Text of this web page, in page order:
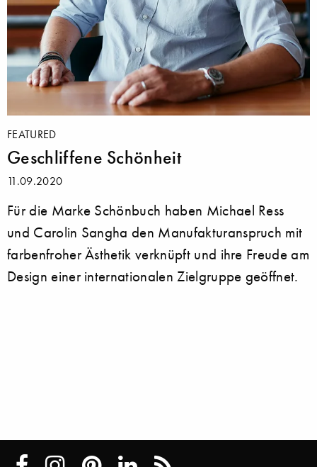
FEATURED
Geschliffene Schönheit
11.09.2020
Für die Marke Schönbuch haben Michael Ress
und Carolin Sangha den Manufakturanspruch mit
farbenfroher Ästhetik verknüpft und ihre Freude am
Design einer internationalen Zielgruppe geöffnet.